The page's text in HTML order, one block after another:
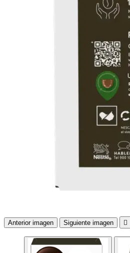
Anterior imagen Siguiente imagen 